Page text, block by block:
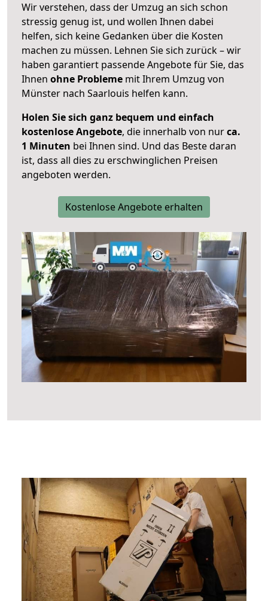
Wir verstehen, dass der Umzug an sich schon
stressig genug ist, und wollen Ihnen dabei
helfen, sich keine Gedanken über die Kosten
machen zu müssen. Lehnen Sie sich zurück – wir
haben garantiert passende Angebote für Sie, das
Ihnen ohne Probleme mit Ihrem Umzug von
Münster nach Saarlouis helfen kann.
Holen Sie sich ganz bequem und einfach
kostenlose Angebote, die innerhalb von nurca.
1 Minuten bei Ihnen sind. Und das Beste daran
ist, dass all dies zu erschwinglichen Preisen
angeboten werden.
Kostenlose Angebote erhalten